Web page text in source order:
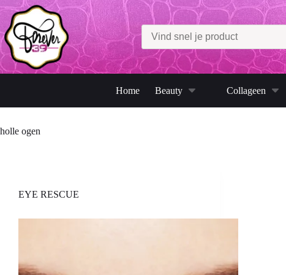
Ga
naar
de
inhoud
Home Beauty Collageen
holle ogen
EYE RESCUE